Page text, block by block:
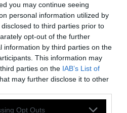
you may continue seeing
personal information utilized by
to third parties prior to
opt-out of the further
information by third parties on the
This information may
parties on the IAB’s List of
may further disclose it to other
Opt Outs
τις εξαγγελίες του
Πολιτικής για
φιλοξενίας στην
των νησιών,
άνθρωποι είναι
απελπισίας στα
νησιά, η χωρητικότητα